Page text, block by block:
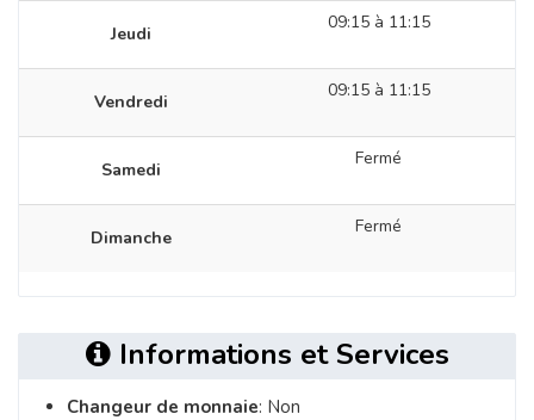
Jeudi
09:15 à 11:15
Vendredi
09:15 à 11:15
Samedi
Fermé
Dimanche
Fermé
Informations et Services
Changeur de monnaie: Non